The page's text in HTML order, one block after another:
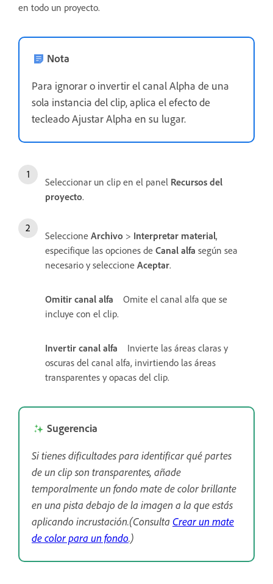
en todo un proyecto.
Nota
Para ignorar o invertir el canal Alpha de una
sola instancia del clip, aplica el efecto de
tecleado Ajustar Alpha en su lugar.
Seleccionar un clip en el panel Recursos del
proyecto.
Seleccione Archivo > Interpretar material,
especifique las opciones de Canal alfa según sea
necesario y seleccione Aceptar.
Omitir canal alfa
Omite el canal alfa que se
incluye con el clip.
Invertir canal alfa
Invierte las áreas claras y
oscuras del canal alfa, invirtiendo las áreas
transparentes y opacas del clip.
Sugerencia
Si tienes dificultades para identificar qué partes
de un clip son transparentes, añade
temporalmente un fondo mate de color brillante
en una pista debajo de la imagen a la que estás
aplicando incrustación.(Consulta Crear un mate
de color para un fondo.)